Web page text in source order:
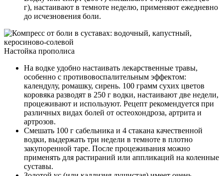
г), настаивают в темноте неделю, применяют ежедневно
до исчезновения боли.
Настойка прополиса
На водке удобно настаивать лекарственные травы,
особенно с противовоспалительным эффектом:
календулу, ромашку, сирень. 100 грамм сухих цветов
коровяка разводят в 250 г водки, настаивают две недели,
процеживают и используют. Рецепт рекомендуется при
различных видах болей от остеохондроза, артрита и
артрозов.
Смешать 100 г сабельника и 4 стакана качественной
водки, выдержать три недели в темноте в плотно
закупоренной таре. После процеживания можно
применять для растираний или аппликаций на коленные
суставы.